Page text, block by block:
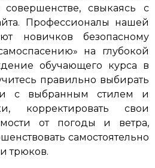
свыкаясь с
Профессионалы нашей
новичков безопасному
на глубокой
обучающего курса в
правильно выбирать
с выбранным стилем и
корректировать свои
от погоды и ветра,
самостоятельно
трюков.